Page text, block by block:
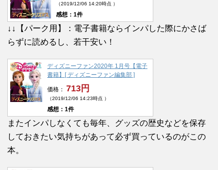
（2019/12/06 14:20時点 ）
感想：1件
↓↓【パーク用】：電子書籍ならインパした際にかさば
らずに読めるし、若干安い！
ディズニーファン2020年 1月号【電子
書籍】[ ディズニーファン編集部 ]
価格： 713円
（2019/12/06 14:23時点 ）
感想：1件
またインパしなくても毎年、グッズの歴史などを保存
しておきたい気持ちがあって必ず買っているのがこの
本。